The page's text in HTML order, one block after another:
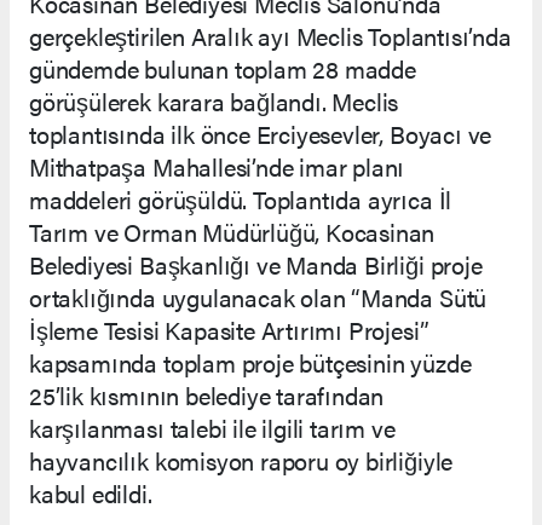
gerçekleştirilen Aralık ayı Meclis Toplantısı’nda
gündemde bulunan toplam 28 madde
görüşülerek karara bağlandı. Meclis
toplantısında ilk önce Erciyesevler, Boyacı ve
Mithatpaşa Mahallesi’nde imar planı
maddeleri görüşüldü. Toplantıda ayrıca İl
Tarım ve Orman Müdürlüğü, Kocasinan
Belediyesi Başkanlığı ve Manda Birliği proje
ortaklığında uygulanacak olan “Manda Sütü
İşleme Tesisi Kapasite Artırımı Projesi”
kapsamında toplam proje bütçesinin yüzde
25’lik kısmının belediye tarafından
karşılanması talebi ile ilgili tarım ve
hayvancılık komisyon raporu oy birliğiyle
kabul edildi.